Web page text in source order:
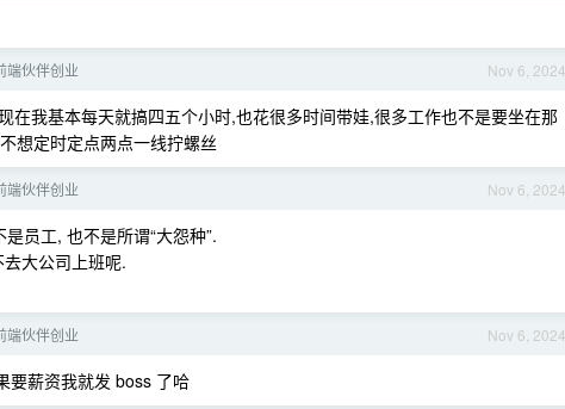
Nov 6, 2024
端伙伴创业
在我基本每天就搞四五个小时,也花很多时间带娃,很多工作也不是要坐在那
想定时定点两点一线拧螺丝
Nov 6, 2024
端伙伴创业
员工, 也不是所谓“大怨种”.
大公司上班呢.
Nov 6, 2024
端伙伴创业
要薪资我就发 boss 了哈